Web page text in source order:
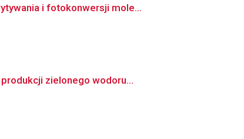
i fotokonwersji mole...
zielonego wodoru...